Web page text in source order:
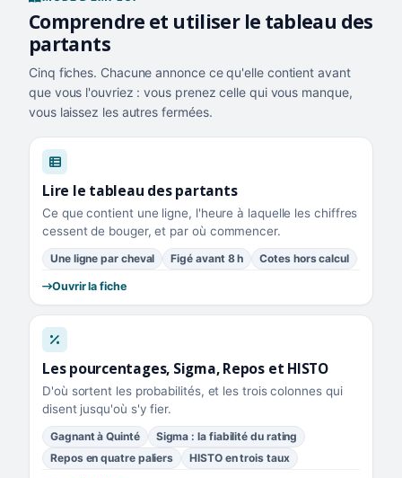
Comprendre et utiliser le tableau des
partants
Cinq fiches. Chacune annonce ce qu'elle contient avant
que vous l'ouvriez : vous prenez celle qui vous manque,
vous laissez les autres fermées.
Lire le tableau des partants
Ce que contient une ligne, l'heure à laquelle les chiffres
cessent de bouger, et par où commencer.
Une ligne par cheval Figé avant 8 h Cotes hors calcul
Ouvrir la fiche
Les pourcentages, Sigma, Repos et HISTO
D'où sortent les probabilités, et les trois colonnes qui
disent jusqu'où s'y fier.
Gagnant à Quinté
Sigma : la fiabilité du rating
Repos en quatre paliers
HISTO en trois taux